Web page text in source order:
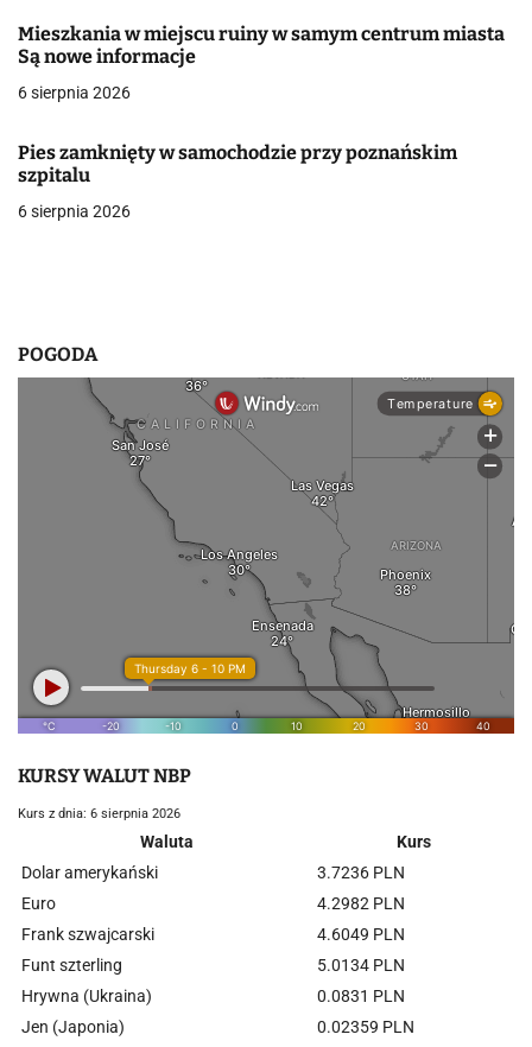
a
w
i
s
Mieszkania w miejscu ruiny w samym centrum miasta
Są nowe informacje
6 sierpnia 2026
Pies zamknięty w samochodzie przy poznańskim
szpitalu
6 sierpnia 2026
POGODA
KURSY WALUT NBP
Kurs z dnia: 6 sierpnia 2026
Waluta
Kurs
Dolar amerykański
3.7236 PLN
Euro
4.2982 PLN
Frank szwajcarski
4.6049 PLN
Funt szterling
5.0134 PLN
Hrywna (Ukraina)
0.0831 PLN
Jen (Japonia)
0.02359 PLN